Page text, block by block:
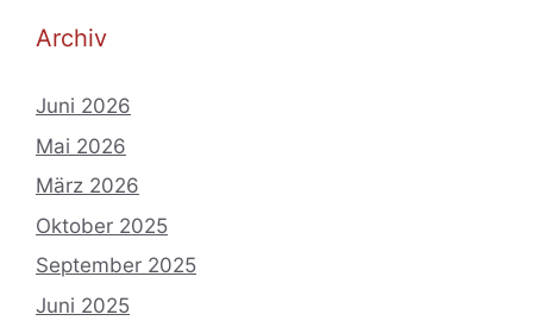
Archiv
Juni 2026
Mai 2026
März 2026
Oktober 2025
September 2025
Juni 2025